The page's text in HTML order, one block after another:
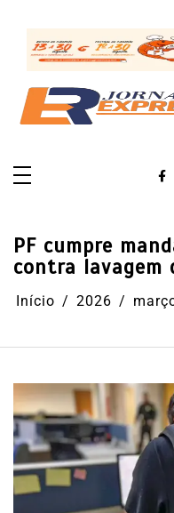
conteúdo
PF cumpre
contra lavagem
Início 2026